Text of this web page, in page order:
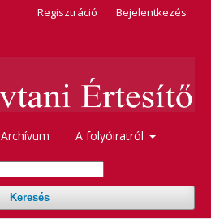
Archívum A folyóiratról
Keresés
Regisztráció Bejelentkezés